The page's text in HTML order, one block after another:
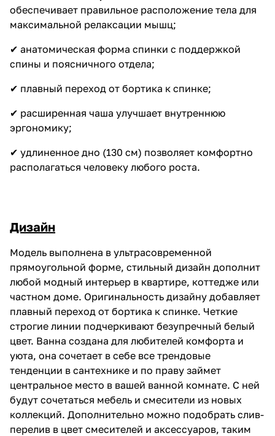
обеспечивает правильное расположение тела для
максимальной релаксации мышц;
✔ анатомическая форма спинки с поддержкой
спины и поясничного отдела;
✔ плавный переход от бортика к спинке;
✔ расширенная чаша улучшает внутреннюю
эргономику;
✔ удлиненное дно (130 см) позволяет комфортно
располагаться человеку любого роста.
Дизайн
Модель выполнена в ультрасовременной
прямоугольной форме, стильный дизайн дополнит
любой модный интерьер в квартире, коттедже или
частном доме. Оригинальность дизайну добавляет
плавный переход от бортика к спинке. Четкие
строгие линии подчеркивают безупречный белый
цвет. Ванна создана для любителей комфорта и
уюта, она сочетает в себе все трендовые
тенденции в сантехнике и по праву займет
центральное место в вашей ванной комнате. С ней
будут сочетаться мебель и смесители из новых
коллекций. Дополнительно можно подобрать слив-
перелив в цвет смесителей и аксессуаров, таким